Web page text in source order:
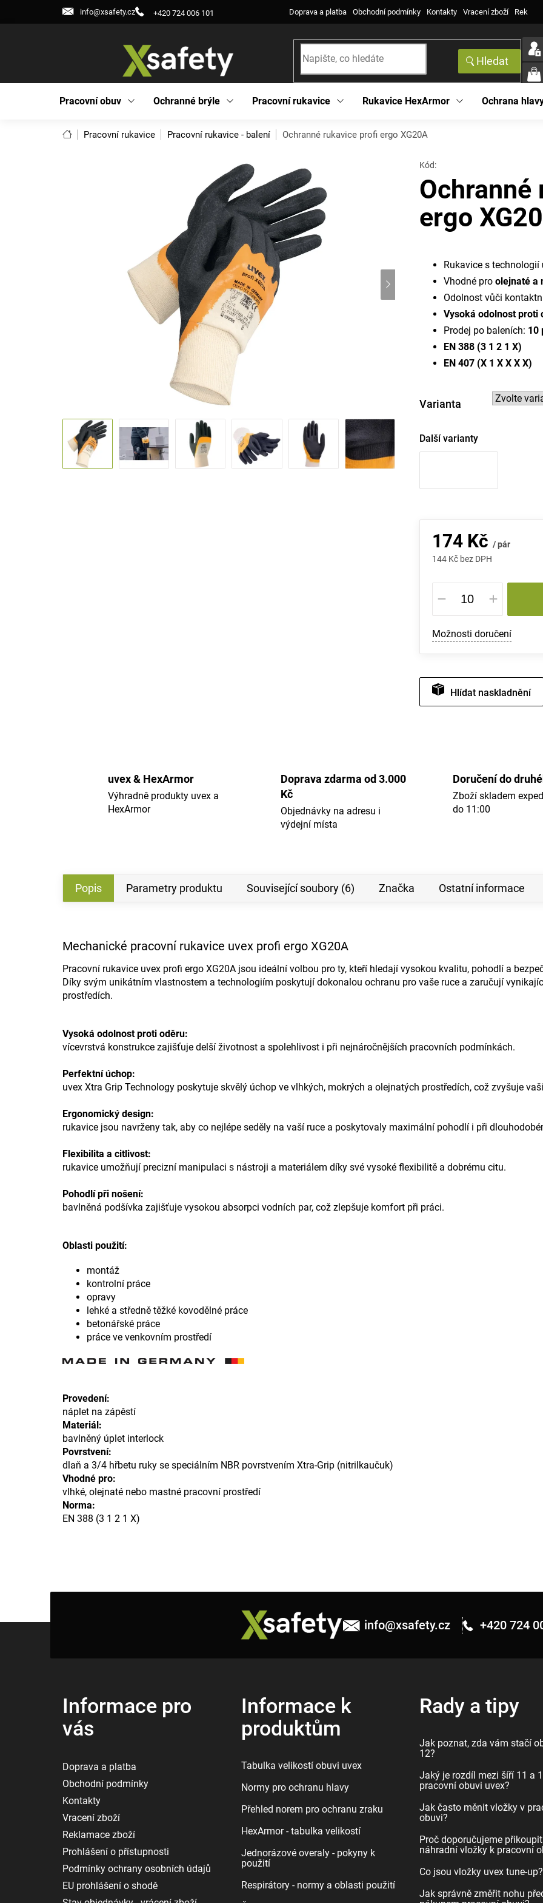
+420 724 006 101
info@xsafety.cz Doprava a platba Obchodní podmínky Kontakty Vracení zboží
Hledat
KOŠÍK
Pracovní obuv Ochranné brýle Pracovní rukavice Rukavice HexArmor Ochrana
DomůPracovní rukavice Pracovní rukavice - balení Ochranné rukavice profi ergo XG20A
Ochranné
ergo
Kód:
Rukavice s technologií
Vhodné pro olejnaté a
Odolnost vůči
Vysoká odolnost proti
Prodej po baleních: 10
EN 388 (3 1 2 1 X)
EN 407 (X 1 X X X X)
Varianta
Další varianty
174 Kč / pár
144 Kč bez DPH
Měrná
cena:
Možnosti doručení
Hlídat
uvex & HexArmor
Výhradně produkty uvex a
HexArmor
Doprava zdarma od 3.000
Kč
Objednávky na adresu i
výdejní místa
Doručení do
Zboží skladem
do 11:00
Popis Parametry produktu Související soubory (6) Značka Ostatní informace
Mechanické pracovní rukavice uvex profi ergo XG20A
Pracovní rukavice uvex profi ergo XG20A jsou ideální volbou pro ty, kteří hledají vysokou kvalitu, pohodlí a
Díky svým unikátním vlastnostem a technologiím poskytují dokonalou ochranu pro vaše ruce a zaručují
prostředích.
Vysoká odolnost proti oděru:
vícevrstvá konstrukce zajišťuje delší životnost a spolehlivost i při nejnáročnějších pracovních podmínkách.
Perfektní úchop:
uvex Xtra Grip Technology poskytuje skvělý úchop ve vlhkých, mokrých a olejnatých prostředích, což zvyšuje
Ergonomický design:
rukavice jsou navrženy tak, aby co nejlépe seděly na vaší ruce a poskytovaly maximální pohodlí i při
Flexibilita a citlivost:
rukavice umožňují precizní manipulaci s nástroji a materiálem díky své vysoké flexibilitě a dobrému citu.
Pohodlí při nošení:
bavlněná podšívka zajišťuje vysokou absorpci vodních par, což zlepšuje komfort při práci.
Oblasti použití:
montáž
kontrolní práce
opravy
lehké a středně těžké kovodělné práce
betonářské práce
práce ve venkovním prostředí
Provedení:
náplet na zápěstí
Materiál:
bavlněný úplet interlock
Povrstvení:
dlaň a 3/4 hřbetu ruky se speciálním NBR povrstvením Xtra-Grip (nitrilkaučuk)
Vhodné pro:
vlhké, olejnaté nebo mastné pracovní prostředí
Norma:
EN 388 (3 1 2 1 X)
info@xsafety.cz +420 724
Informace pro
vás
Doprava a platba
Obchodní podmínky
Kontakty
Vracení zboží
Reklamace zboží
Prohlášení o přístupnosti
Podmínky ochrany osobních údajů
EU prohlášení o shodě
Informace k
produktům
Tabulka velikostí obuvi uvex
Normy pro ochranu hlavy
Přehled norem pro ochranu zraku
HexArmor - tabulka velikostí
Jednorázové overaly - pokyny k
použití
Respirátory - normy a oblasti použití
Rady a tipy
Jak poznat, zda vám stačí
12?
Jaký je rozdíl mezi šíří 11 a
pracovní obuvi uvex?
Jak často měnit vložky v
obuvi?
Proč doporučujeme přikoupit
náhradní vložky k pracovní
Co jsou vložky uvex tune-up?
Jak správně změřit nohu